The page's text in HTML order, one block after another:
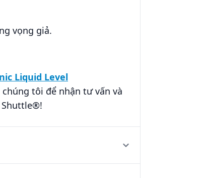
vọng giả.
Liquid Level
tôi để nhận tư vấn và
Shuttle®!